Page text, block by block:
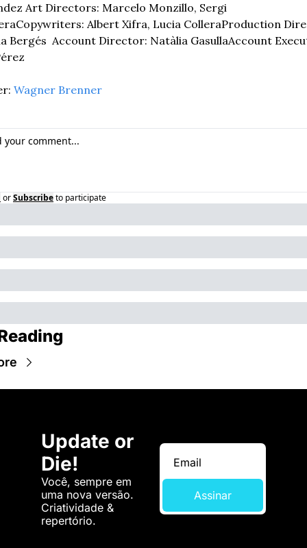
Art Directors: Marcelo Monzillo, Sergi
Copywriters: Albert Xifra, Lucia ColleraProduction
Bergés Account Director: Natàlia GasullaAccount
Wagner Brenner
orSubscribeto participate
Update or
Die!
Você, sempre em
uma nova versão.
Criatividade &
repertório.
Assinar